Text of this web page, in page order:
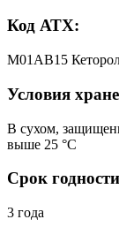
Код АТХ:
M01AB15
Условия
В сухом,
выше 25 °C
Срок годности
3 года